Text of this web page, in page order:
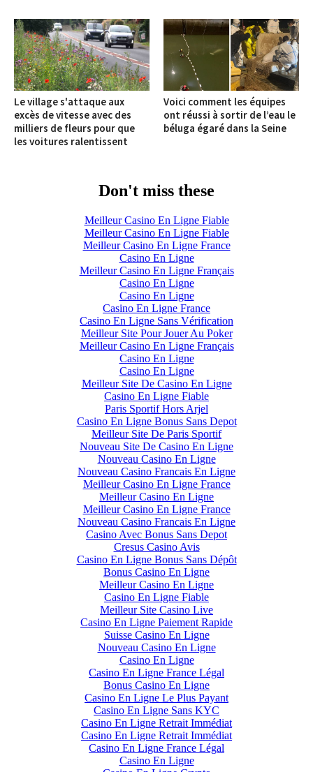
Le village s'attaque aux
excès de vitesse avec des
milliers de fleurs pour que
les voitures ralentissent
Voici comment les équipes
ont réussi à sortir de l’eau le
béluga égaré dans la Seine
Don't miss these
Meilleur Casino En Ligne Fiable
Meilleur Casino En Ligne Fiable
Meilleur Casino En Ligne France
Casino En Ligne
Meilleur Casino En Ligne Français
Casino En Ligne
Casino En Ligne
Casino En Ligne France
Casino En Ligne Sans Vérification
Meilleur Site Pour Jouer Au Poker
Meilleur Casino En Ligne Français
Casino En Ligne
Casino En Ligne
Meilleur Site De Casino En Ligne
Casino En Ligne Fiable
Paris Sportif Hors Arjel
Casino En Ligne Bonus Sans Depot
Meilleur Site De Paris Sportif
Nouveau Site De Casino En Ligne
Nouveau Casino En Ligne
Nouveau Casino Francais En Ligne
Meilleur Casino En Ligne France
Meilleur Casino En Ligne
Meilleur Casino En Ligne France
Nouveau Casino Francais En Ligne
Casino Avec Bonus Sans Depot
Cresus Casino Avis
Casino En Ligne Bonus Sans Dépôt
Bonus Casino En Ligne
Meilleur Casino En Ligne
Casino En Ligne Fiable
Meilleur Site Casino Live
Casino En Ligne Paiement Rapide
Suisse Casino En Ligne
Nouveau Casino En Ligne
Casino En Ligne
Casino En Ligne France Légal
Bonus Casino En Ligne
Casino En Ligne Le Plus Payant
Casino En Ligne Sans KYC
Casino En Ligne Retrait Immédiat
Casino En Ligne Retrait Immédiat
Casino En Ligne France Légal
Casino En Ligne